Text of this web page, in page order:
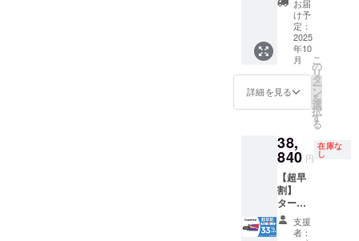
ンライ
ショッ
プなど
にて一
般販売
開始予
能性も
ござい
ます。
類似商
品が発
生する
可能性
頂いた
上でご
支援頂
けます
様お願
い致し
ます。
2025年
合等に
より出
荷時期
が遅れ
る場合
があり
ます。
皆様の
支援に
産効率
が向上
した場
合、正
規販売
価格が
販売予
定価格
一般販
売予定
価格：
173,940
ターン
はすべ
て税・
送料込
額にな
りま
す。 ※
ご注文
状況、
使用部
材の供
給状
お届
け予
定：
2025
年10
月
詳細を見る
こ
の
リ
タ
ー
ン
を
選
択
す
る
38,
840 円
在庫な
し
【超早
割】
ターン
内容：
CrowVi
支援
者：